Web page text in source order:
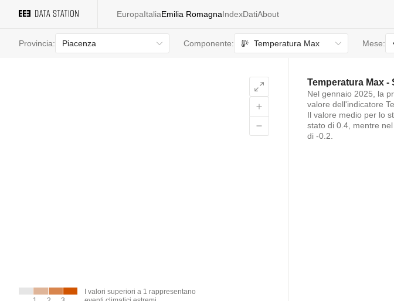
EuropaItaliaEmilia RomagnaIndexDatiAbout
Provincia: Piacenza Componente: Temperatura Max Mese:
I valori superiori a 1 rappresentano
eventi climatici
Temperatura Max -
Nel gennaio 2025 , la
valore dell'indicatore
Il valore medio per lo
stato di 0.4 , mentre
di -0.2